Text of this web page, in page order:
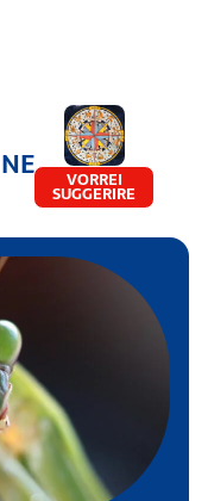
VORREI
SUGGERIRE